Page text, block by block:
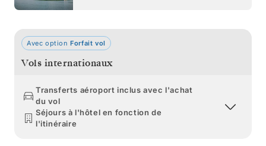
Avec option Forfait vol
Vols internationaux
Transferts aéroport inclus avec l'achat
du vol
Séjours à l'hôtel en fonction de
l'itinéraire